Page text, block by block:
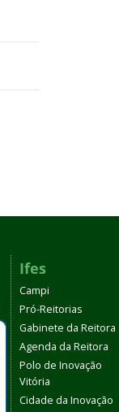
Ifes
Campi
Pró-Reitorias
Gabinete da Reitora
Agenda da Reitora
Polo de Inovação
Vitória
Cidade da Inovação